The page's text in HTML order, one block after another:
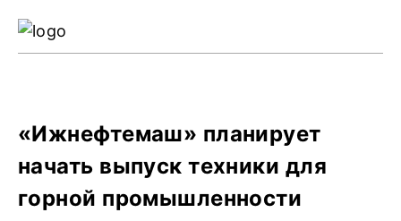
«Ижнефтемаш» планирует
начать выпуск техники для
горной промышленности